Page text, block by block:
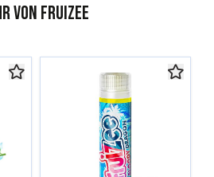
von Fruizee